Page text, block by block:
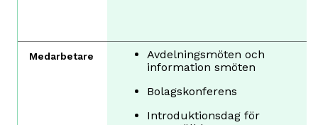
Medarbetare
Avdelningsmöten och
information smöten
Bolagskonferens
Introduktionsdag för